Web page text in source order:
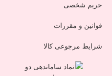
حریم شخصی
قوانین و مقررات
شرایط مرجوعی کالا